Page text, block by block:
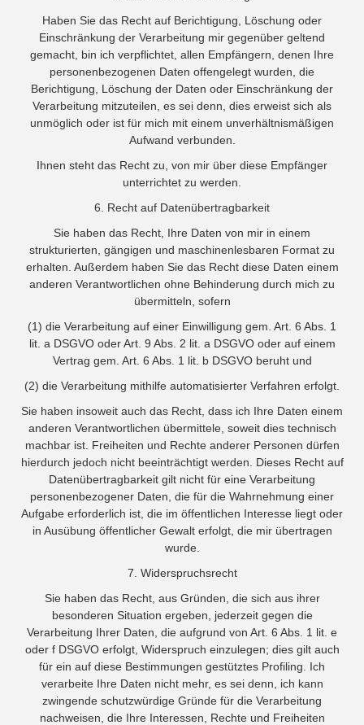
Haben Sie das Recht auf Berichtigung, Löschung oder
Einschränkung der Verarbeitung mir gegenüber geltend
gemacht, bin ich verpflichtet, allen Empfängern, denen Ihre
personenbezogenen Daten offengelegt wurden, die
Berichtigung, Löschung der Daten oder Einschränkung der
Verarbeitung mitzuteilen, es sei denn, dies erweist sich als
unmöglich oder ist für mich mit einem unverhältnismäßigen
Aufwand verbunden.
Ihnen steht das Recht zu, von mir über diese Empfänger
unterrichtet zu werden.
6. Recht auf Datenübertragbarkeit
Sie haben das Recht, Ihre Daten von mir in einem
strukturierten, gängigen und maschinenlesbaren Format zu
erhalten. Außerdem haben Sie das Recht diese Daten einem
anderen Verantwortlichen ohne Behinderung durch mich zu
übermitteln, sofern
(1) die Verarbeitung auf einer Einwilligung gem. Art. 6 Abs. 1
lit. a DSGVO oder Art. 9 Abs. 2 lit. a DSGVO oder auf einem
Vertrag gem. Art. 6 Abs. 1 lit. b DSGVO beruht und
(2) die Verarbeitung mithilfe automatisierter Verfahren erfolgt.
Sie haben insoweit auch das Recht, dass ich Ihre Daten einem
anderen Verantwortlichen übermittele, soweit dies technisch
machbar ist. Freiheiten und Rechte anderer Personen dürfen
hierdurch jedoch nicht beeinträchtigt werden. Dieses Recht auf
Datenübertragbarkeit gilt nicht für eine Verarbeitung
personenbezogener Daten, die für die Wahrnehmung einer
Aufgabe erforderlich ist, die im öffentlichen Interesse liegt oder
in Ausübung öffentlicher Gewalt erfolgt, die mir übertragen
wurde.
7. Widerspruchsrecht
Sie haben das Recht, aus Gründen, die sich aus ihrer
besonderen Situation ergeben, jederzeit gegen die
Verarbeitung Ihrer Daten, die aufgrund von Art. 6 Abs. 1 lit. e
oder f DSGVO erfolgt, Widerspruch einzulegen; dies gilt auch
für ein auf diese Bestimmungen gestütztes Profiling. Ich
verarbeite Ihre Daten nicht mehr, es sei denn, ich kann
zwingende schutzwürdige Gründe für die Verarbeitung
nachweisen, die Ihre Interessen, Rechte und Freiheiten